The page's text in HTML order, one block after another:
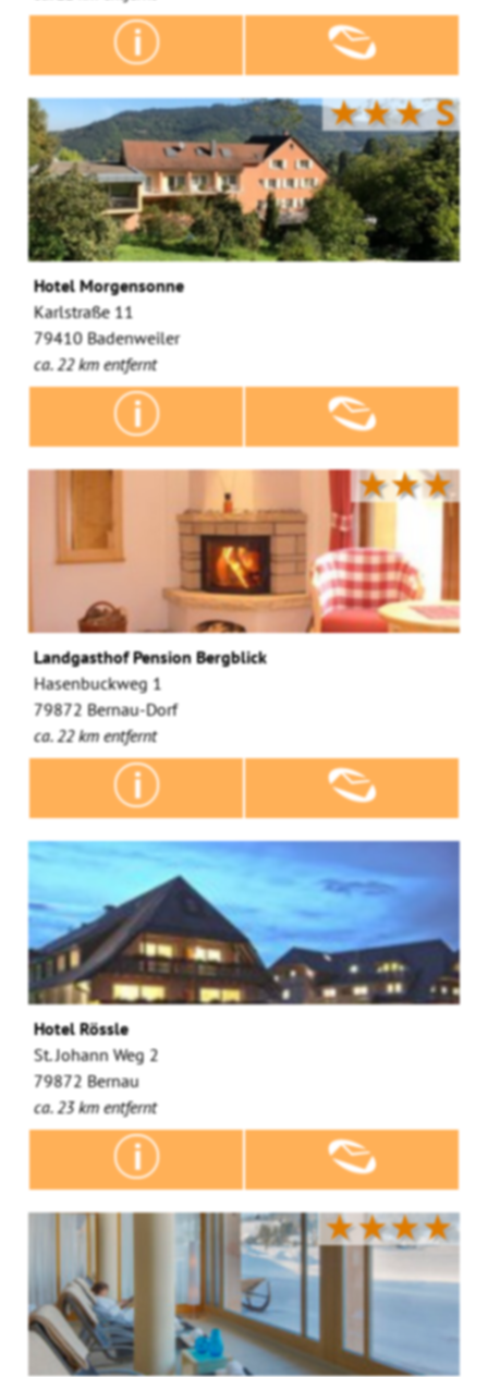
★★★S
Hotel Morgensonne
Karlstraße 11
79410 Badenweiler
ca. 22 km entfernt
★★★
Landgasthof Pension Bergblick
Hasenbuckweg 1
79872 Bernau-Dorf
ca. 22 km entfernt
Hotel Rössle
St. Johann Weg 2
79872 Bernau
ca. 23 km entfernt
★★★★